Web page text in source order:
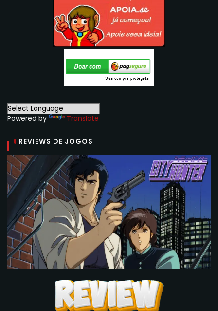
Powered by Translate
REVIEWS DE JOGOS